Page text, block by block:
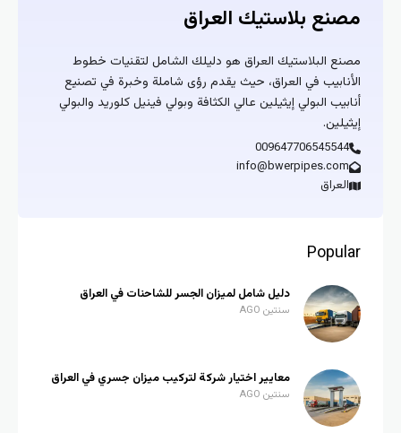
مصنع بلاستيك العراق
مصنع البلاستيك العراق هو دليلك الشامل لتقنيات خطوط
الأنابيب في العراق، حيث يقدم رؤى شاملة وخبرة في تصنيع
أنابيب البولي إيثيلين عالي الكثافة وبولي فينيل كلوريد والبولي
إيثيلين.
009647706545544
info@bwerpipes.com
العراق
Popular
دليل شامل لميزان الجسر للشاحنات في العراق
سنتين AGO
معايير اختيار شركة لتركيب ميزان جسري في العراق
سنتين AGO